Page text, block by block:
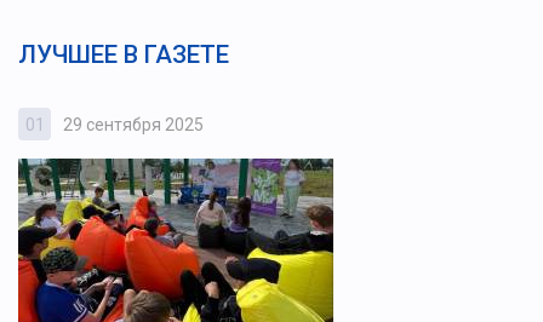
ЛУЧШЕЕ В ГАЗЕТЕ
01 29 сентября 2025